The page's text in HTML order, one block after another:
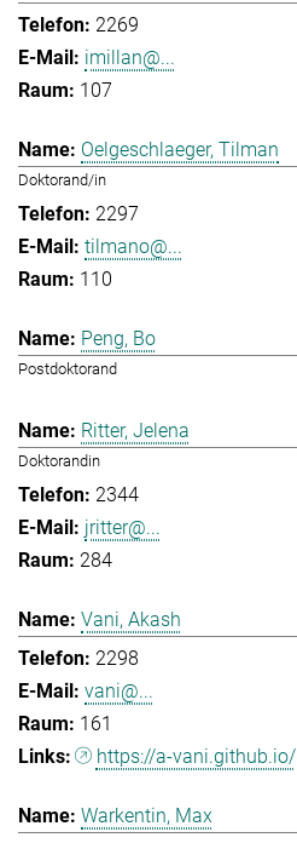
2269
imillan@...
107
Oelgeschlaeger, Tilman
Doktorand/in
2297
tilmano@...
110
Peng, Bo
Postdoktorand
Ritter, Jelena
Doktorandin
2344
jritter@...
284
Vani, Akash
2298
vani@...
161
https://a-vani.github.io/
Warkentin, Max